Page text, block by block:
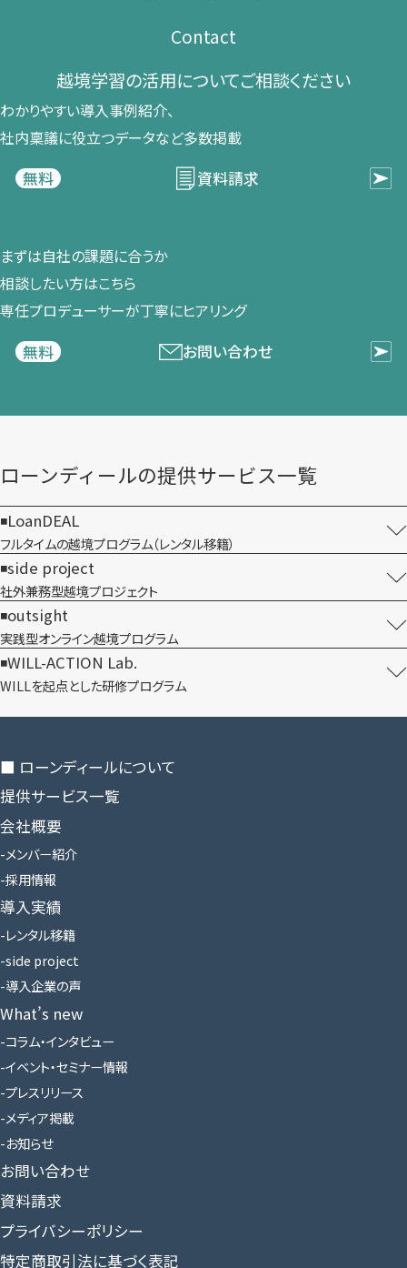
Contact
越境学習の​活用に​ついて​ご相談ください​
わかりやすい導入事例紹介、​
社内稟議に​役立つデータなど​多数掲載
無料
資料請求
まずは​自社の​課題に​合うか​
相談したい方は​こちら
専任プロデューサーが​丁寧に​ヒアリング
無料
お問い合わせ
ローンディールの​提供サービス一覧
LoanDEAL
フルタイムの越境プログラム​（レンタル移籍）
side project
社外兼務型​越境プロジェクト
outsight
実践型オンライン​越境プログラム
WILL-ACTION Lab.
WILLを​起点とした​研修プログラム
■ ローンディールに​ついて
提供サービス一覧
会社概要
メンバー紹介
採用情報
導入実績
レンタル移籍
side project
導入企業の声
What’s new
コラム・インタビュー
イベント・セミナー情報
プレスリリース
メディア掲載
お知らせ
お問い合わせ
資料請求
プライバシーポリシー
特定商取引法に基づく表記